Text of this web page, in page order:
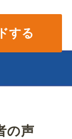
する
の声